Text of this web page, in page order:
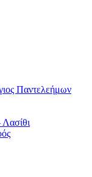
Παντελεήμων